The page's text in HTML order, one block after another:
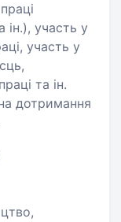
ін.), участь у
участь у
та ін.
дотримання